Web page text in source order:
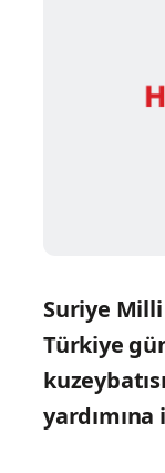
Suriye
Türkiye